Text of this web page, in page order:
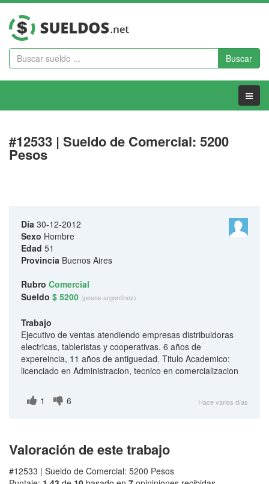
Buscar
Menu
#12533 | Sueldo de Comercial: 5200
Pesos
Día 30-12-2012
Sexo Hombre
Edad 51
Provincia Buenos Aires
Rubro Comercial
Sueldo $ 5200 (pesos argentinos)
Trabajo
Ejecutivo de ventas atendiendo empresas distribuidoras
electricas, tableristas y cooperativas. 6 años de
expereincia, 11 años de antiguedad. Titulo Academico:
licenciado en Administracion, tecnico en comercializacion
1 6 Hace varios días
Valoración de este trabajo
#12533 | Sueldo de Comercial: 5200 Pesos